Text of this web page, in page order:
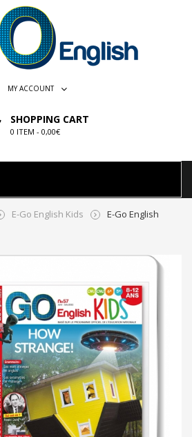
MY ACCOUNT
SHOPPING CART
0 ITEM - 0,00€
E-Go English Kids
E-Go English